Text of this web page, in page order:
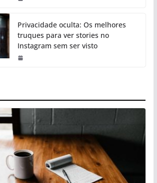
Privacidade oculta: Os melhores
truques para ver stories no
Instagram sem ser visto